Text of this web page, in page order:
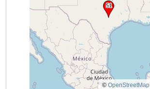
© OpenStreetMap